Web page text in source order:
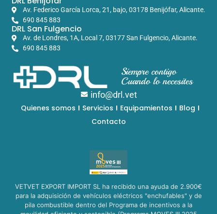
Av. Federico García Lorca, 21, bajo, 03178 Benijófar, Alicante.
690 845 883
DRL San Fulgencio
Av. de Londres, 1A, Local 7, 03177 San Fulgencio, Alicante.
690 845 883
Siempre contigo
Cuando lo necesites
info@drl.vet
Quienes somos Servicios Equipamientos
Blog
Contacto
VETVET EXPORT IMPORT SL ha recibido una ayuda de 2.900€
para la adquisición de vehículos eléctricos "enchufables" y de
pila combustible dentro del Programa de incentivos a la